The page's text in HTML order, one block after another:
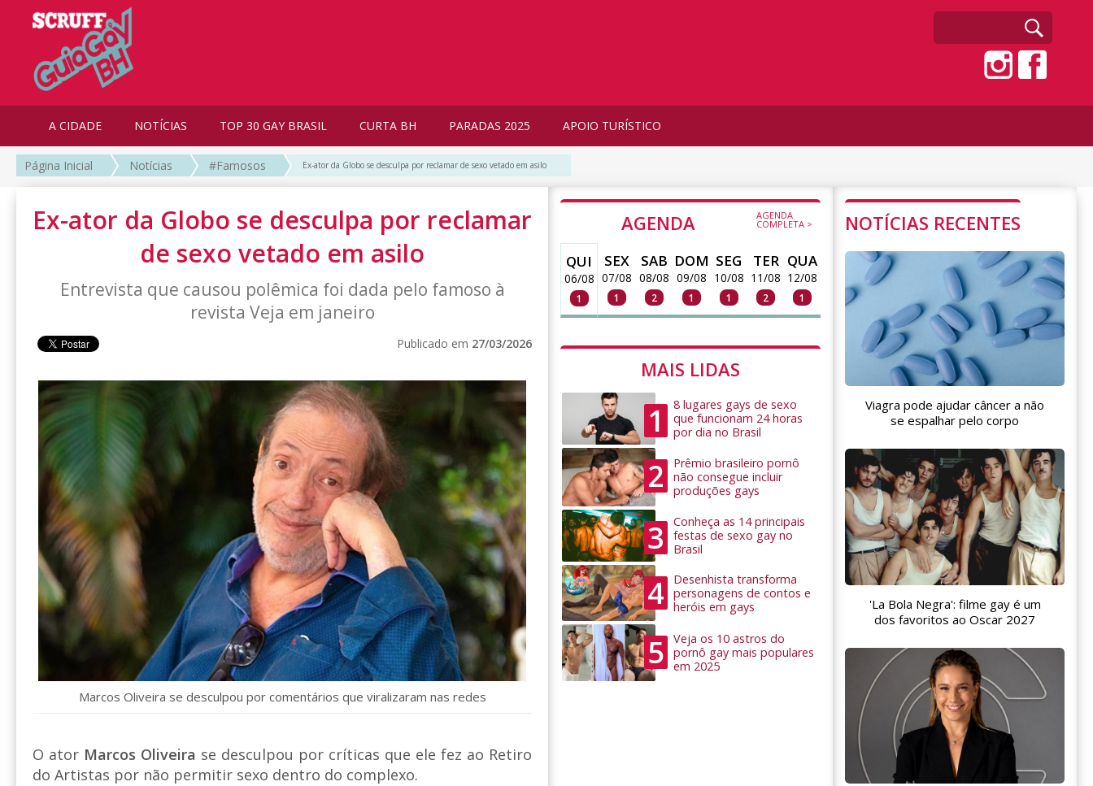
A CIDADE NOTÍCIAS TOP 30 GAY BRASIL CURTA BH PARADAS 2025 APOIO TURÍSTICO
Página Inicial Notícias #Famosos Ex-ator da Globo se desculpa por reclamar de sexo vetado em asilo
Ex-ator da Globo se desculpa por reclamar
de sexo vetado em asilo
Entrevista que causou polêmica foi dada pelo famoso à
revista Veja em janeiro
Publicado em 27/03/2026
Marcos Oliveira se desculpou por comentários que viralizaram nas redes
O ator Marcos Oliveira se desculpou por críticas que ele fez ao Retiro
do Artistas por não permitir sexo dentro do complexo.
AGENDA AGENDA
COMPLETA >
QUI
06/08
1
SEX
07/08
1
SAB
08/08
2
DOM
09/08
1
SEG
10/08
1
TER
11/08
2
QUA
12/08
1
MAIS LIDAS
1
8 lugares gays de sexo
que funcionam 24 horas
por dia no Brasil
2
Prêmio brasileiro pornô
não consegue incluir
produções gays
3
Conheça as 14 principais
festas de sexo gay no
Brasil
4
Desenhista transforma
personagens de contos e
heróis em gays
5
Veja os 10 astros do
pornô gay mais populares
em 2025
NOTÍCIAS RECENTES
Viagra pode ajudar câncer a não
se espalhar pelo corpo
'La Bola Negra': filme gay é um
dos favoritos ao Oscar 2027